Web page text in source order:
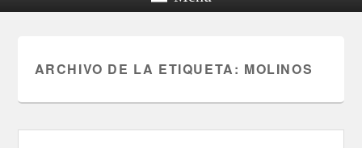
ARCHIVO DE LA ETIQUETA: MOLINOS